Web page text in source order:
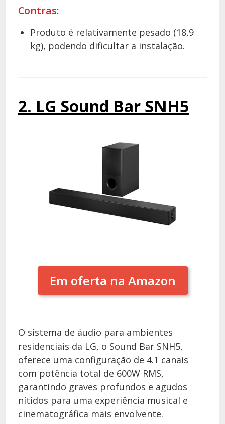
Contras:
Produto é relativamente pesado (18,9
kg), podendo dificultar a instalação.
2. LG Sound Bar SNH5
Em oferta na Amazon
O sistema de áudio para ambientes
residenciais da LG, o Sound Bar SNH5,
oferece uma configuração de 4.1 canais
com potência total de 600W RMS,
garantindo graves profundos e agudos
nítidos para uma experiência musical e
cinematográfica mais envolvente.